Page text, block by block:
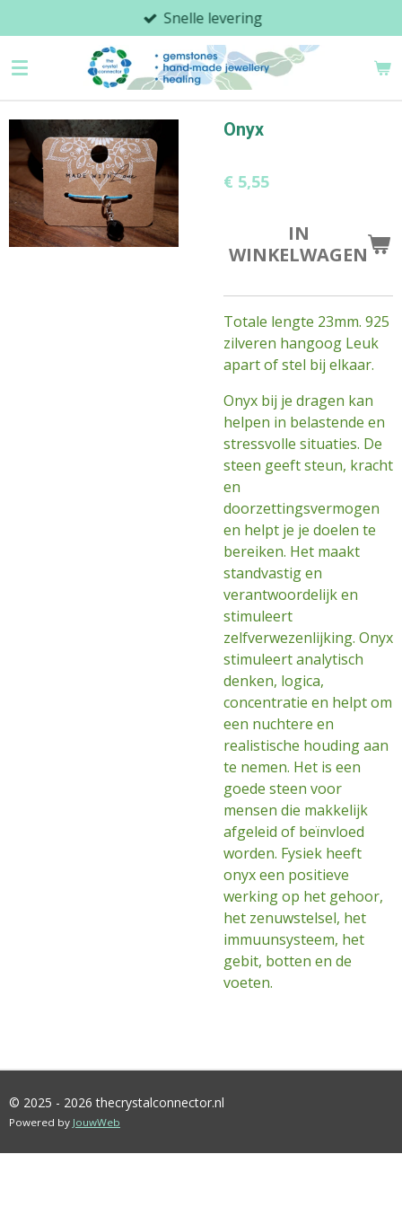
direct
naar
Snelle levering
Onyx
€ 5,55
IN
WINKELWAGEN
Totale lengte 23mm. 925
zilveren hangoog Leuk
apart of stel bij elkaar.
Onyx bij je dragen kan
helpen in belastende en
stressvolle situaties. De
steen geeft steun, kracht
en
doorzettingsvermogen
en helpt je je doelen te
bereiken. Het maakt
standvastig en
verantwoordelijk en
stimuleert
zelfverwezenlijking. Onyx
stimuleert analytisch
denken, logica,
concentratie en helpt om
een nuchtere en
realistische houding aan
te nemen. Het is een
goede steen voor
mensen die makkelijk
afgeleid of beïnvloed
worden. Fysiek heeft
onyx een positieve
werking op het gehoor,
het zenuwstelsel, het
immuunsysteem, het
gebit, botten en de
voeten.
© 2025 - 2026 thecrystalconnector.nl
Powered by JouwWeb